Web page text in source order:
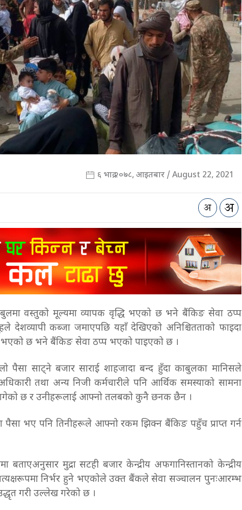
६ भाद्र २०७८, आइतबार / August 22, 2021
वस्तुको मूल्यमा व्यापक वृद्धि भएको छ भने बैंकिङ सेवा ठप्प
देशव्यापी कब्जा जमाएपछि यहाँ देखिएको अनिश्चितताको फाइदा
भएको छ भने बैंकिङ सेवा ठप्प भएको पाइएको छ ।
पैसा साट्ने बजार साराई शाहजादा बन्द हुँदा काबुलका मानिसले
तथा अन्य निजी कर्मचारीले पनि आर्थिक समस्याको सामना
छ र उनीहरूलाई आफ्नो तलबको कुनै छनक छैन ।
भए पनि तिनीहरूले आफ्नो रकम झिक्न बैंकिङ पहुँच प्राप्त गर्न
बताएअनुसार मुद्रा सटही बजार केन्द्रीय अफगानिस्तानको केन्द्रीय
निर्भर हुने भएकोले उक्त बैंकले सेवा सञ्चालन पुनःआरम्भ
गरी उल्लेख गरेको छ ।